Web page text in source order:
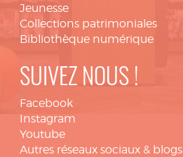
Jeunesse
Collections patrimoniales
Bibliothèque numérique
SUIVEZ NOUS !
Facebook
Instagram
Youtube
Autres réseaux sociaux & blogs